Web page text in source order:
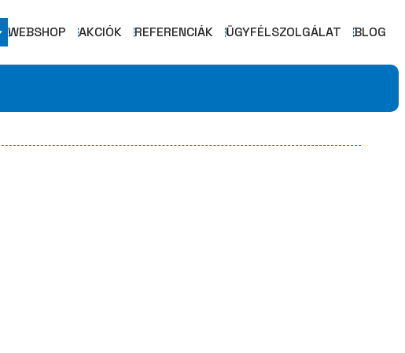
WEBSHOP AKCIÓK REFERENCIÁK ÜGYFÉLSZOLGÁLAT BLOG